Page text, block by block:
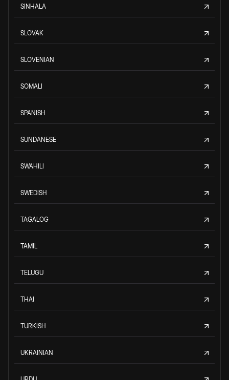
SINHALA
SLOVAK
SLOVENIAN
SOMALI
SPANISH
SUNDANESE
SWAHILI
SWEDISH
TAGALOG
TAMIL
TELUGU
THAI
TURKISH
UKRAINIAN